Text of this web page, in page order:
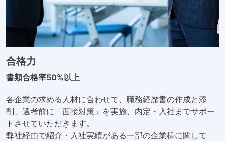
合格力
書類合格率50%以上
各企業の求める人材に合わせて、職務経歴書の作成と添
削、選考前に「面接対策」を実施、内定・入社までサポー
トさせていただきます。
弊社経由で紹介・入社実績がある一部の企業様に関して